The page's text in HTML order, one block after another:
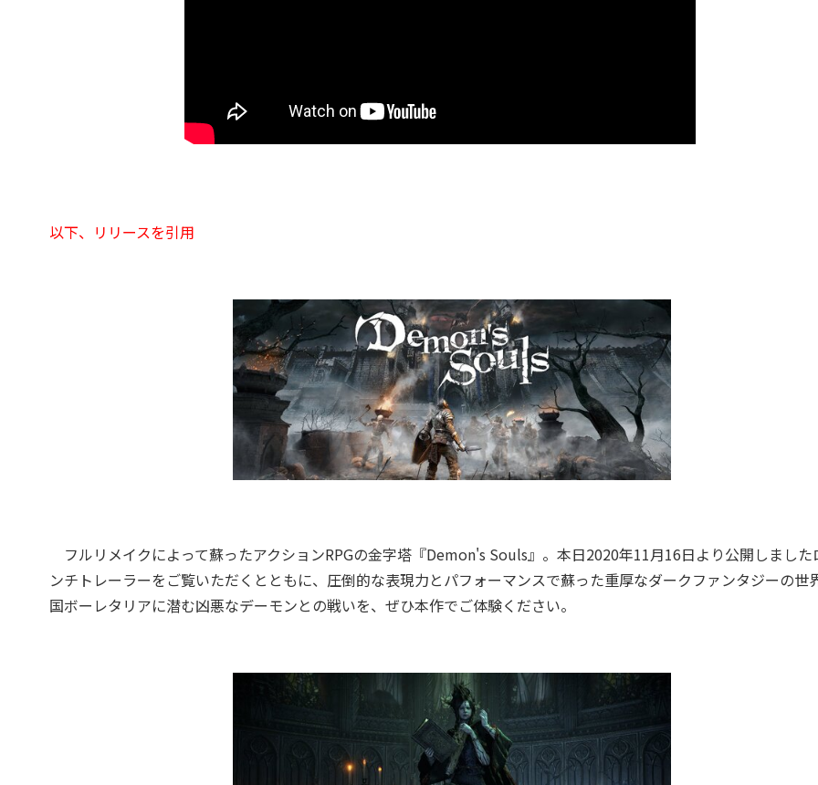
以下、リリースを引用
フルリメイクによって蘇ったアクションRPGの金字塔『Demon's Souls』。本日2020年11月16日より公開しました
ンチトレーラーをご覧いただくとともに、圧倒的な表現力とパフォーマンスで蘇った重厚なダークファンタジーの世
国ボーレタリアに潜む凶悪なデーモンとの戦いを、ぜひ本作でご体験ください。